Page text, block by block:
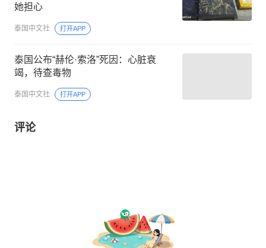
她担心
泰国中文社 打开APP
泰国公布“赫伦·索洛”死因：心脏衰
竭，待查毒物
泰国中文社 打开APP
评论